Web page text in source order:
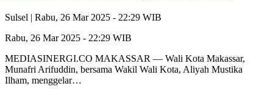
Sulsel | Rabu, 26 Mar 2025 - 22:29 WIB
Rabu, 26 Mar 2025 - 22:29 WIB
MEDIASINERGI.CO MAKASSAR — Wali Kota Makassar,
Munafri Arifuddin, bersama Wakil Wali Kota, Aliyah Mustika
Ilham, menggelar…